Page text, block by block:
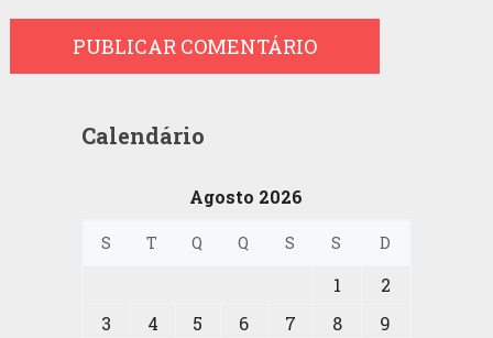
Calendário
Agosto 2026
S T Q Q S S D
1
2
3
4 5 6 7 8
9